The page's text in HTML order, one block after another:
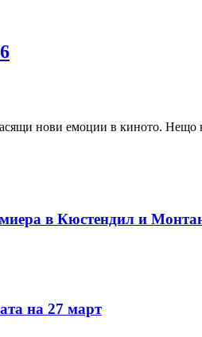
нови емоции в киното.
в Кюстендил и
на 27 март